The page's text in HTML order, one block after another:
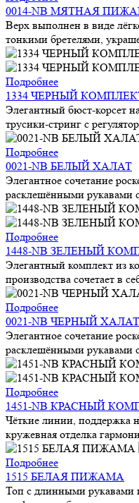
0014-NB МЯТНАЯ
Верх выполнен в виде
тонкими бретелями,
Подробнее
1334 ЧЕРНЫЙ
Элегантный бюст-корсет
трусики-стринг с
Подробнее
0021-NB БЕЛЫЙ ХАЛАТ
Элегантное сочетание
расклешёнными рукавами
Подробнее
1448-NB ЗЕЛЕНЫЙ
Элегантный комплект из
производства сочетает в
Подробнее
0021-NB ЧЕРНЫЙ ХАЛАТ
Элегантное сочетание
расклешёнными рукавами
Подробнее
1451-NB КРАСНЫЙ
Чёткие линии, поддержка
кружевная отделка
Подробнее
1515 БЕЛАЯ ПИЖАМА
Топ с длинными рукавами